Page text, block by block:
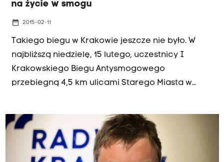
na życie w smogu
date_range 2015-02-11
Takiego biegu w Krakowie jeszcze nie było. W
najbliższą niedzielę, 15 lutego, uczestnicy I
Krakowskiego Biegu Antysmogowego
przebiegną 4,5 km ulicami Starego Miasta w